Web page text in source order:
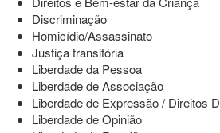
Discriminação
Homicídio/Assassinato
Justiça transitória
Liberdade da Pessoa
Liberdade de Associação
Liberdade de Expressão / Direitos
Liberdade de Opinião